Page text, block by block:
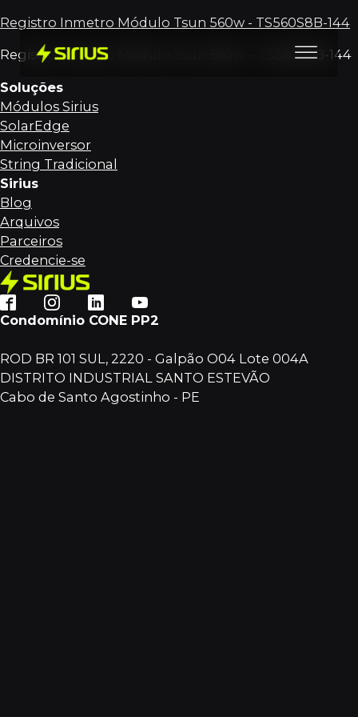
Registro Inmetro Módulo Tsun 560w - TS560S8B-144
Registro Inmetro Módulo Tsun 560w – TS560S8B-144
Condomínio CONE PP2
ROD BR 101 SUL, 2220 - Galpão O04 Lote 004A
DISTRITO INDUSTRIAL SANTO ESTEVÃO
Cabo de Santo Agostinho - PE
Sirius
Blog
Arquivos
Parceiros
Credencie-se
Soluções
Módulos Sirius
SolarEdge
Microinversor
String Tradicional